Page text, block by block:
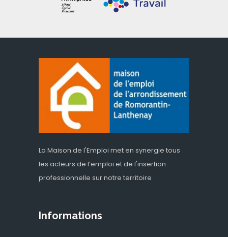
La Maison de l'Emploi met en synergie tous
les acteurs de l’emploi et de l'insertion
professionnelle sur notre territoire
Informations